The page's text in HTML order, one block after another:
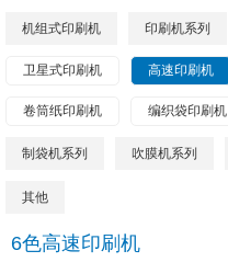
机组式印刷机 印刷机系列
卫星式印刷机 高速印刷机
卷筒纸印刷机 编织袋印刷机
制袋机系列 吹膜机系列
其他
6色高速印刷机